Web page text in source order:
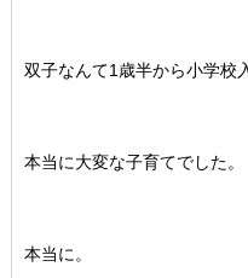
双子なんて1歳半から小学校
本当に大変な子育てでした。
本当に。